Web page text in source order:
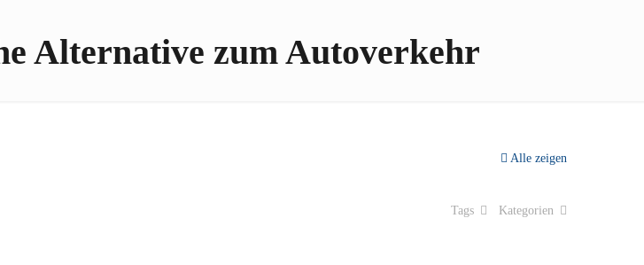
Alternative zum Autoverkehr
Alle zeigen
Kategorien
Tags